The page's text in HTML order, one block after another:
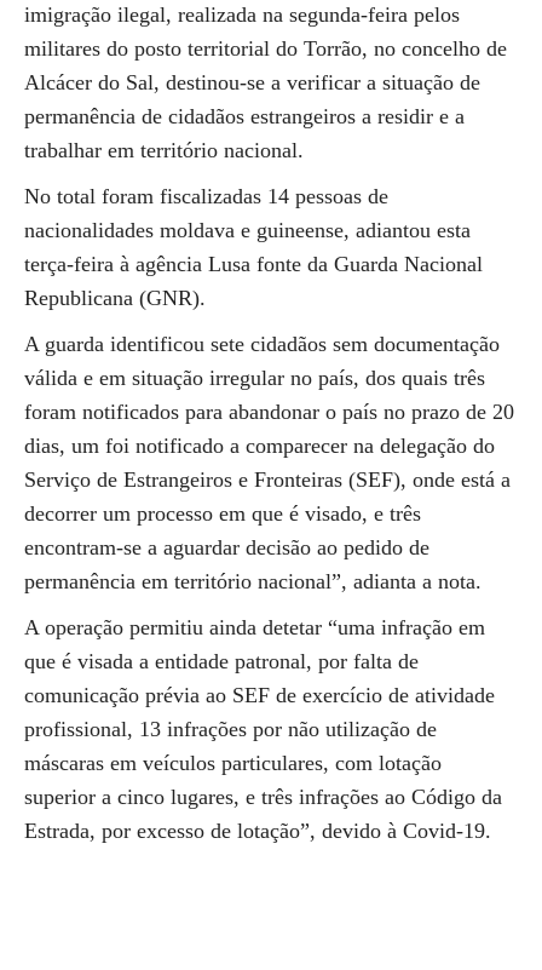
imigração ilegal, realizada na segunda-feira pelos
militares do posto territorial do Torrão, no concelho de
Alcácer do Sal, destinou-se a verificar a situação de
permanência de cidadãos estrangeiros a residir e a
trabalhar em território nacional.
No total foram fiscalizadas 14 pessoas de
nacionalidades moldava e guineense, adiantou esta
terça-feira à agência Lusa fonte da Guarda Nacional
Republicana (GNR).
A guarda identificou sete cidadãos sem documentação
válida e em situação irregular no país, dos quais três
foram notificados para abandonar o país no prazo de 20
dias, um foi notificado a comparecer na delegação do
Serviço de Estrangeiros e Fronteiras (SEF), onde está a
decorrer um processo em que é visado, e três
encontram-se a aguardar decisão ao pedido de
permanência em território nacional”, adianta a nota.
A operação permitiu ainda detetar “uma infração em
que é visada a entidade patronal, por falta de
comunicação prévia ao SEF de exercício de atividade
profissional, 13 infrações por não utilização de
máscaras em veículos particulares, com lotação
superior a cinco lugares, e três infrações ao Código da
Estrada, por excesso de lotação”, devido à Covid-19.